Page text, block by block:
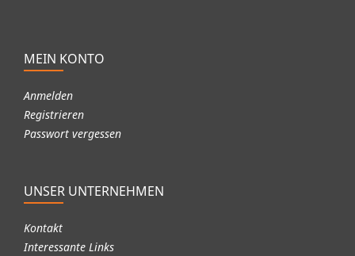
MEIN KONTO
Anmelden
Registrieren
Passwort vergessen
UNSER UNTERNEHMEN
Kontakt
Interessante Links